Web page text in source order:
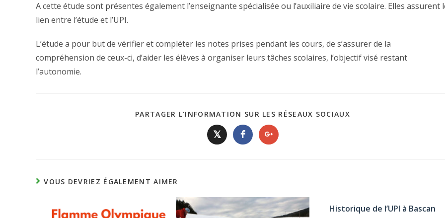
A cette étude sont présentes également l’enseignante spécialisée ou l’auxiliaire de vie scolaire. Elles assurent
lien entre l’étude et l’UPI.
L’étude a pour but de vérifier et compléter les notes prises pendant les cours, de s’assurer de la
compréhension de ceux-ci, d’aider les élèves à organiser leurs tâches scolaires, l’objectif visé restant
l’autonomie.
PARTAGER L'INFORMATION SUR LES RÉSEAUX SOCIAUX
𝕏
VOUS DEVRIEZ ÉGALEMENT AIMER
Historique de l’UPI à Bascan